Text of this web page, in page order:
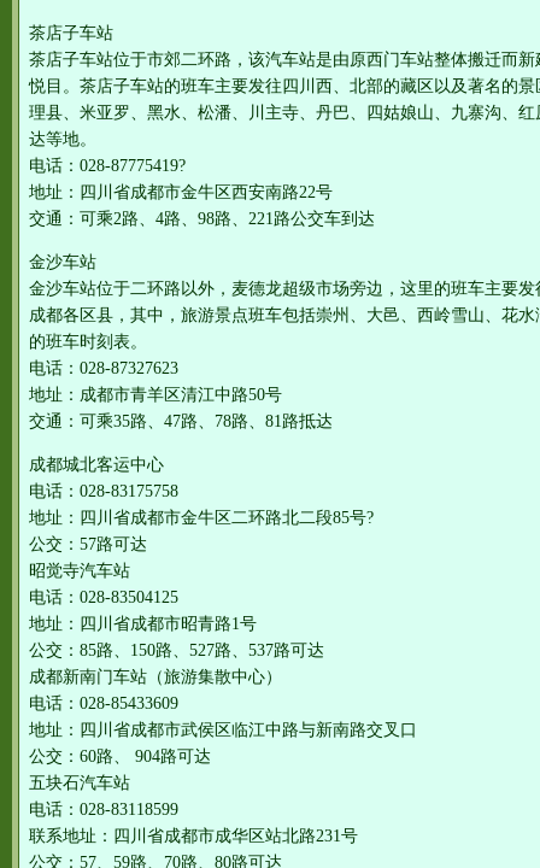
茶店子车站
茶店子车站位于市郊二环路，该汽车站是由原西门车站整体搬迁而
悦目。茶店子车站的班车主要发往四川西、北部的藏区以及著名的
理县、米亚罗、黑水、松潘、川主寺、丹巴、四姑娘山、九寨沟、
达等地。
电话：028-87775419?
地址：四川省成都市金牛区西安南路22号
交通：可乘2路、4路、98路、221路公交车到达
金沙车站
金沙车站位于二环路以外，麦德龙超级市场旁边，这里的班车主要
成都各区县，其中，旅游景点班车包括崇州、大邑、西岭雪山、花
的班车时刻表。
电话：028-87327623
地址：成都市青羊区清江中路50号
交通：可乘35路、47路、78路、81路抵达
成都城北客运中心
电话：028-83175758
地址：四川省成都市金牛区二环路北二段85号?
公交：57路可达
昭觉寺汽车站
电话：028-83504125
地址：四川省成都市昭青路1号
公交：85路、150路、527路、537路可达
成都新南门车站（旅游集散中心）
电话：028-85433609
地址：四川省成都市武侯区临江中路与新南路交叉口
公交：60路、 904路可达
五块石汽车站
电话：028-83118599
联系地址：四川省成都市成华区站北路231号
公交：57、59路、70路、80路可达